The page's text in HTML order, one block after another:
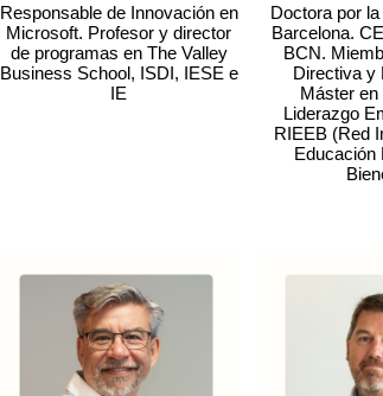
Responsable de Innovación en
Microsoft. Profesor y director
de programas en The Valley
Business School, ISDI, IESE e
IE
Doctora por
Barcelona.
BCN.
Directiva y
Máster
Liderazgo
RIEEB (Red
Educación